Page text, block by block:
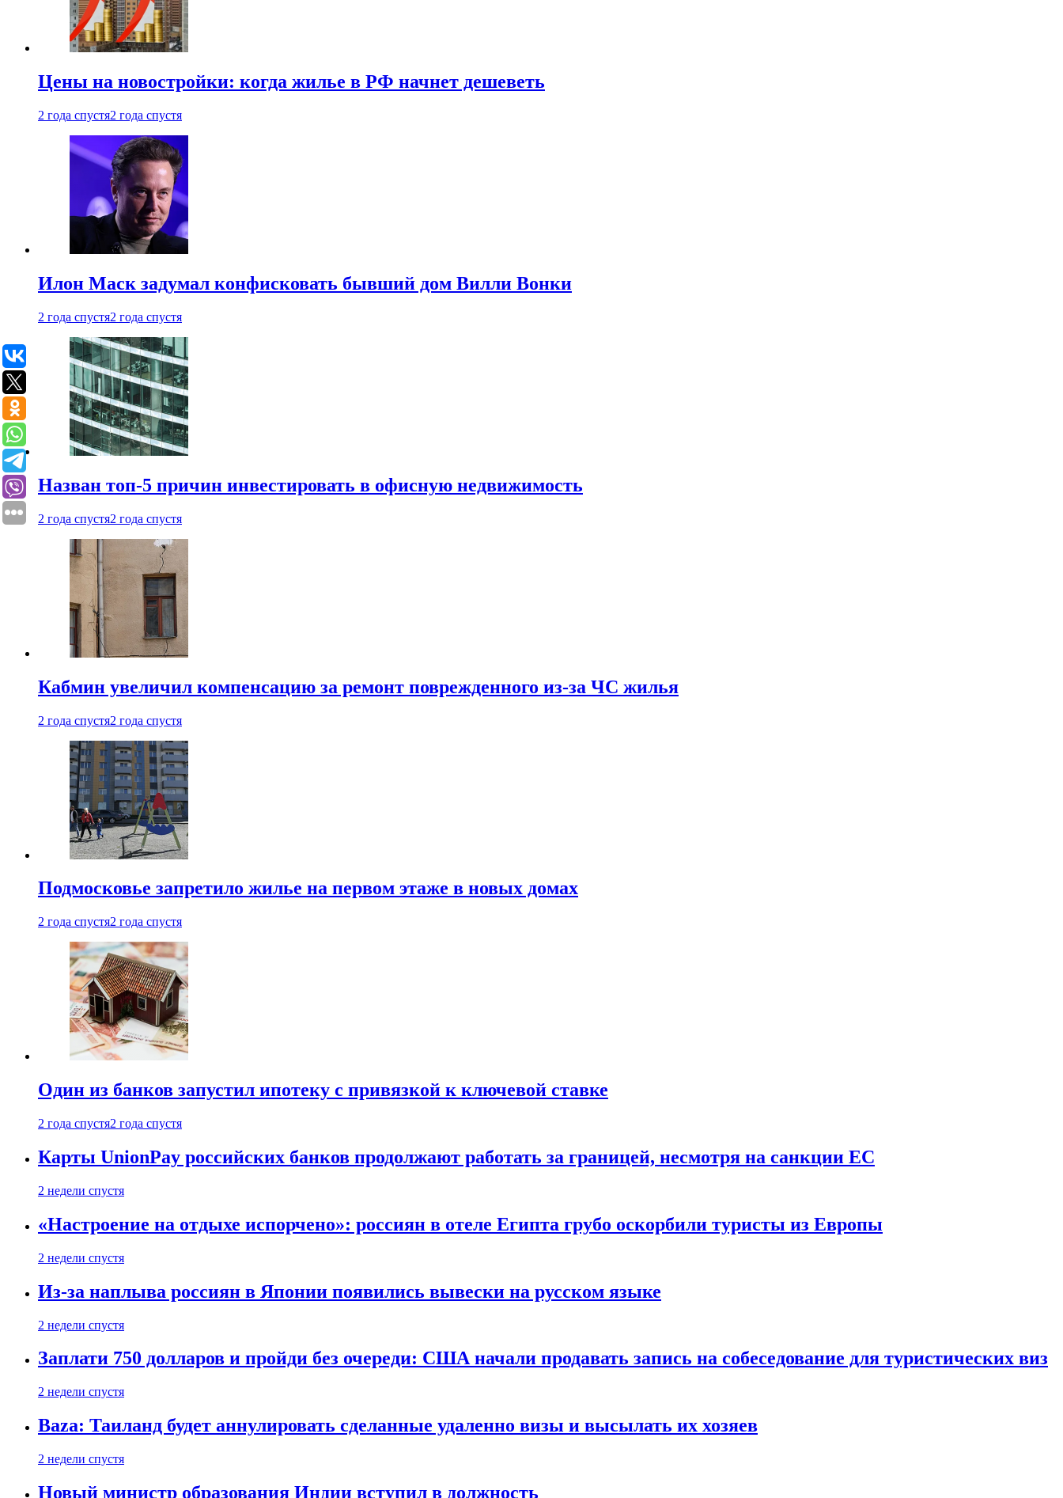
Цены на новостройки: когда жилье в РФ начнет дешеветь
2 года спустя2 года спустя
Илон Маск задумал конфисковать бывший дом Вилли Вонки
2 года спустя2 года спустя
Назван топ-5 причин инвестировать в офисную недвижимость
2 года спустя2 года спустя
Кабмин увеличил компенсацию за ремонт поврежденного из-за ЧС жилья
2 года спустя2 года спустя
Подмосковье запретило жилье на первом этаже в новых домах
2 года спустя2 года спустя
Один из банков запустил ипотеку с привязкой к ключевой ставке
2 года спустя2 года спустя
Карты UnionPay российских банков продолжают работать за границей, несмотря на санкции ЕС
2 недели спустя
«Настроение на отдыхе испорчено»: россиян в отеле Египта грубо оскорбили туристы из Европы
2 недели спустя
Из-за наплыва россиян в Японии появились вывески на русском языке
2 недели спустя
Заплати 750 долларов и пройди без очереди: США начали продавать запись на собеседование для туристических виз
2 недели спустя
Baza: Таиланд будет аннулировать сделанные удаленно визы и высылать их хозяев
2 недели спустя
Новый министр образования Индии вступил в должность